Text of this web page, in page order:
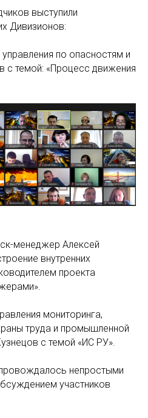
выступили
Дивизионов:
по опасностям и
с темой: «Процесс движения
менеджер Алексей
внутренних
проекта
мониторинга,
труда и промышленной
с темой «ИС РУ».
непростыми
участников